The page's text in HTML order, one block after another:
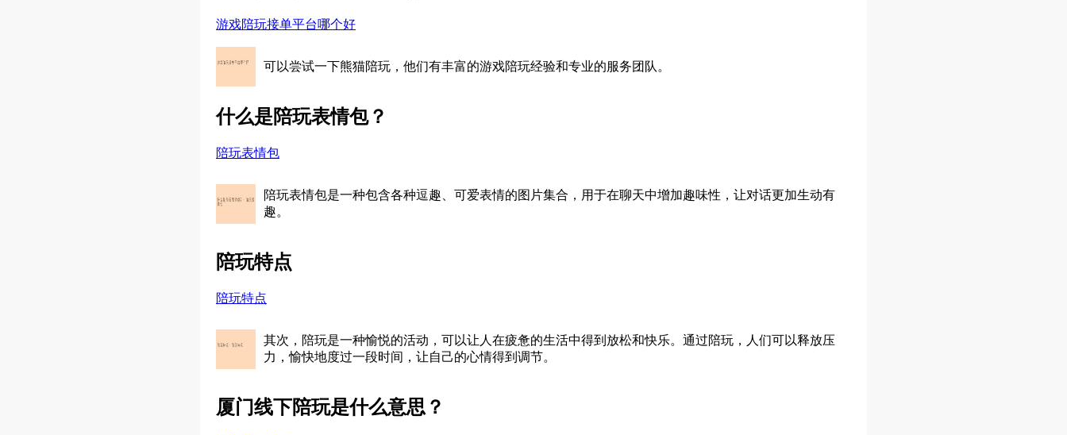
游戏陪玩接单平台哪个好
可以尝试一下熊猫陪玩，他们有丰富的游戏陪玩经验和专业的服务团队。
什么是陪玩表情包？
陪玩表情包
陪玩表情包是一种包含各种逗趣、可爱表情的图片集合，用于在聊天中增加趣味性，让对话更加生动有
趣。
陪玩特点
陪玩特点
其次，陪玩是一种愉悦的活动，可以让人在疲惫的生活中得到放松和快乐。通过陪玩，人们可以释放压
力，愉快地度过一段时间，让自己的心情得到调节。
厦门线下陪玩是什么意思？